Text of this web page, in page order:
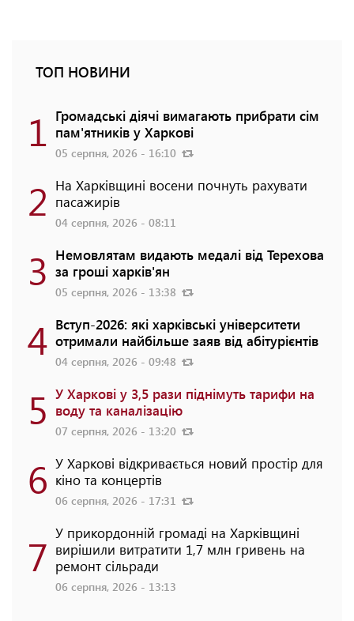
ТОП НОВИНИ
1 Громадські діячі вимагають прибрати сім
пам'ятників у Харкові
05 серпня, 2026 - 16:10
2 На Харківщині восени почнуть рахувати
пасажирів
04 серпня, 2026 - 08:11
3 Немовлятам видають медалі від Терехова
за гроші харків'ян
05 серпня, 2026 - 13:38
4 Вступ-2026: які харківські університети
отримали найбільше заяв від абітурієнтів
04 серпня, 2026 - 09:48
5 У Харкові у 3,5 рази піднімуть тарифи на
воду та каналізацію
07 серпня, 2026 - 13:20
6 У Харкові відкривається новий простір для
кіно та концертів
06 серпня, 2026 - 17:31
7 У прикордонній громаді на Харківщині
вирішили витратити 1,7 млн гривень на
ремонт сільради
06 серпня, 2026 - 13:13